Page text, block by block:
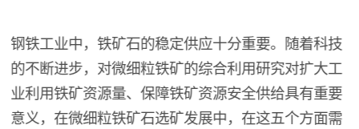
钢铁工业中，铁矿石的稳定供应十分重要。随着科技
的不断进步，对微细粒铁矿的综合利用研究对扩大工
业利用铁矿资源量、保障铁矿资源安全供给具有重要
意义，在微细粒铁矿石选矿发展中，在这五个方面需